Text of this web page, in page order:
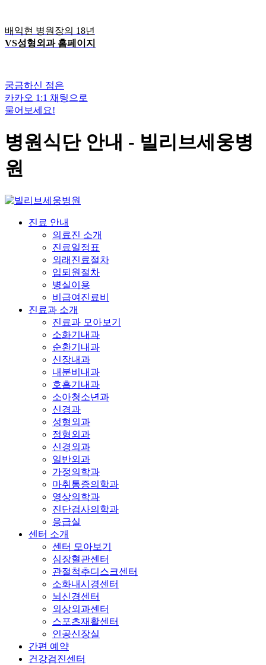
배익현 병원장의 18년
VS성형외과 홈페이지
궁금하신 점은
카카오 1:1 채팅으로
물어보세요!
병원식단 안내 - 빌리브세웅병
원
진료 안내
의료진 소개
진료일정표
외래진료절차
입퇴원절차
병실이용
비급여진료비
진료과 소개
진료과 모아보기
소화기내과
순환기내과
신장내과
내분비내과
호흡기내과
소아청소년과
신경과
성형외과
정형외과
신경외과
일반외과
가정의학과
마취통증의학과
영상의학과
진단검사의학과
응급실
센터 소개
센터 모아보기
심장혈관센터
관절척추디스크센터
소화내시경센터
뇌신경센터
외상외과센터
스포츠재활센터
인공신장실
간편 예약
건강검진센터